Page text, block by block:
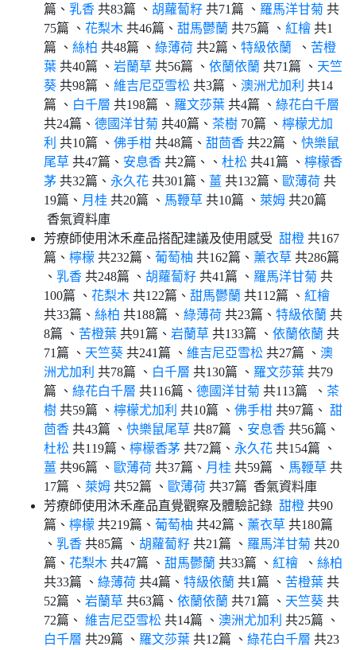
篇、 乳香 共83篇 、 胡蘿蔔籽 共71篇 、 羅馬洋甘菊 共
75篇 、 花梨木 共46篇、 甜馬鬱蘭 共75篇 、 紅檜 共1
篇 、 絲柏 共48篇 、 綠薄荷 共2篇、 特級依蘭 、 苦橙
葉 共40篇 、 岩蘭草 共56篇 、 依蘭依蘭 共71篇 、 天竺
葵 共98篇 、 維吉尼亞雪松 共3篇 、 澳洲尤加利 共14
篇 、 白千層 共198篇 、 羅文莎葉 共4篇 、 綠花白千層
共24篇、 德國洋甘菊 共40篇、 茶樹 70篇 、 檸檬尤加
利 共10篇 、 佛手柑 共48篇、 甜茴香 共22篇 、 快樂鼠
尾草 共47篇、 安息香 共2篇、、 杜松 共41篇 、 檸檬香
茅 共32篇、 永久花 共301篇、 薑 共132篇、 歐薄荷 共
19篇、 月桂 共20篇 、 馬鞭草 共10篇 、 萊姆 共20篇
香氣資料庫
芳療師使用沐禾產品搭配建議及使用感受 甜橙 共167
篇、 檸檬 共232篇、 葡萄柚 共162篇、 薰衣草 共286篇
、 乳香 共248篇 、 胡蘿蔔籽 共41篇 、 羅馬洋甘菊 共
100篇 、 花梨木 共122篇、 甜馬鬱蘭 共112篇 、 紅檜
共33篇、 絲柏 共188篇 、 綠薄荷 共23篇、 特級依蘭 共
8篇 、 苦橙葉 共91篇、 岩蘭草 共133篇 、 依蘭依蘭 共
71篇 、 天竺葵 共241篇 、 維吉尼亞雪松 共27篇 、 澳
洲尤加利 共78篇 、 白千層 共130篇 、 羅文莎葉 共79
篇 、 綠花白千層 共116篇、 德國洋甘菊 共113篇 、 茶
樹 共59篇 、 檸檬尤加利 共10篇 、 佛手柑 共97篇、 甜
茴香 共43篇 、 快樂鼠尾草 共87篇 、 安息香 共56篇、
杜松 共119篇、 檸檬香茅 共72篇、 永久花 共154篇 、
薑 共96篇 、 歐薄荷 共37篇、 月桂 共59篇 、 馬鞭草 共
17篇 、 萊姆 共52篇 、 歐薄荷 共37篇 香氣資料庫
芳療師使用沐禾產品直覺觀察及體驗記錄 甜橙 共90
篇、 檸檬 共219篇、 葡萄柚 共42篇、 薰衣草 共180篇
、 乳香 共85篇 、 胡蘿蔔籽 共21篇 、 羅馬洋甘菊 共20
篇、 花梨木 共47篇 、 甜馬鬱蘭 共33篇 、 紅檜 、 絲柏
共33篇 、 綠薄荷 共4篇、 特級依蘭 共1篇 、 苦橙葉 共
52篇 、 岩蘭草 共63篇、 依蘭依蘭 共71篇 、 天竺葵 共
72篇、 維吉尼亞雪松 共14篇 、 澳洲尤加利 共25篇 、
白千層 共29篇 、 羅文莎葉 共12篇 、 綠花白千層 共23